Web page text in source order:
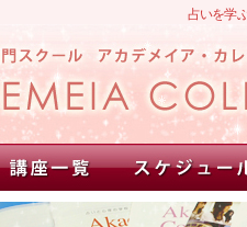
占いを学